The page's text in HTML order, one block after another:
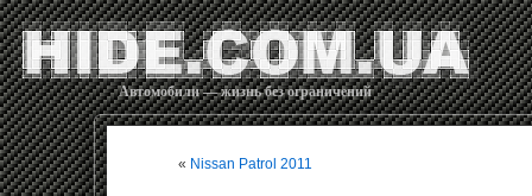
Автомобили — жизнь без ограничений
« Nissan Patrol 2011